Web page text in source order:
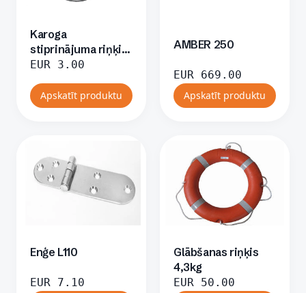
Karoga
stiprinājuma riņķis,
balts, ar fiksatoru
EUR 3.00
Apskatīt produktu
AMBER 250
EUR
669.00
Apskatīt produktu
Enģe L110
EUR 7.10
Glābšanas riņķis
4,3kg
EUR 50.00